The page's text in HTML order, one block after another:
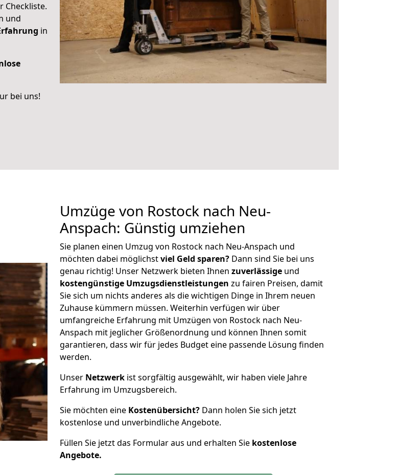
Checkliste.
und
in
bei uns!
Umzüge von Rostock nach Neu-
Anspach: Günstig umziehen
Sie planen einen Umzug von Rostock nach Neu-Anspach und
möchten dabei möglichstviel Geld sparen? Dann sind Sie bei uns
genau richtig! Unser Netzwerk bieten Ihnen zuverlässige und
kostengünstige Umzugsdienstleistungen zu fairen Preisen, damit
Sie sich um nichts anderes als die wichtigen Dinge in Ihrem neuen
Zuhause kümmern müssen. Weiterhin verfügen wir über
umfangreiche Erfahrung mit Umzügen von Rostock nach Neu-
Anspach mit jeglicher Größenordnung und können Ihnen somit
garantieren, dass wir für jedes Budget eine passende Lösung finden
werden.
Unser Netzwerk ist sorgfältig ausgewählt, wir haben viele Jahre
Erfahrung im Umzugsbereich.
Sie möchten eine Kostenübersicht? Dann holen Sie sich jetzt
kostenlose und unverbindliche Angebote.
Füllen Sie jetzt das Formular aus und erhalten Sie kostenlose
Angebote.